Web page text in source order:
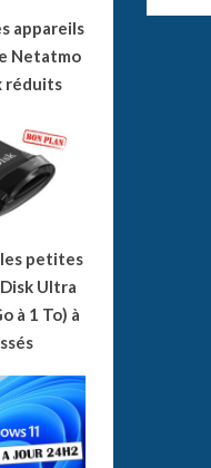
appareils
Netatmo
réduits
petites
Ultra
à 1 To) à